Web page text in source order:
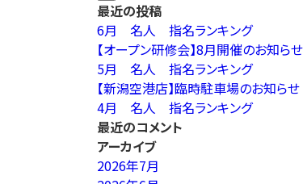
最近の投稿
6月 名人 指名ランキング
【オープン研修会】8月開催のお知らせ
5月 名人 指名ランキング
【新潟空港店】臨時駐車場のお知らせ
4月 名人 指名ランキング
最近のコメント
アーカイブ
2026年7月